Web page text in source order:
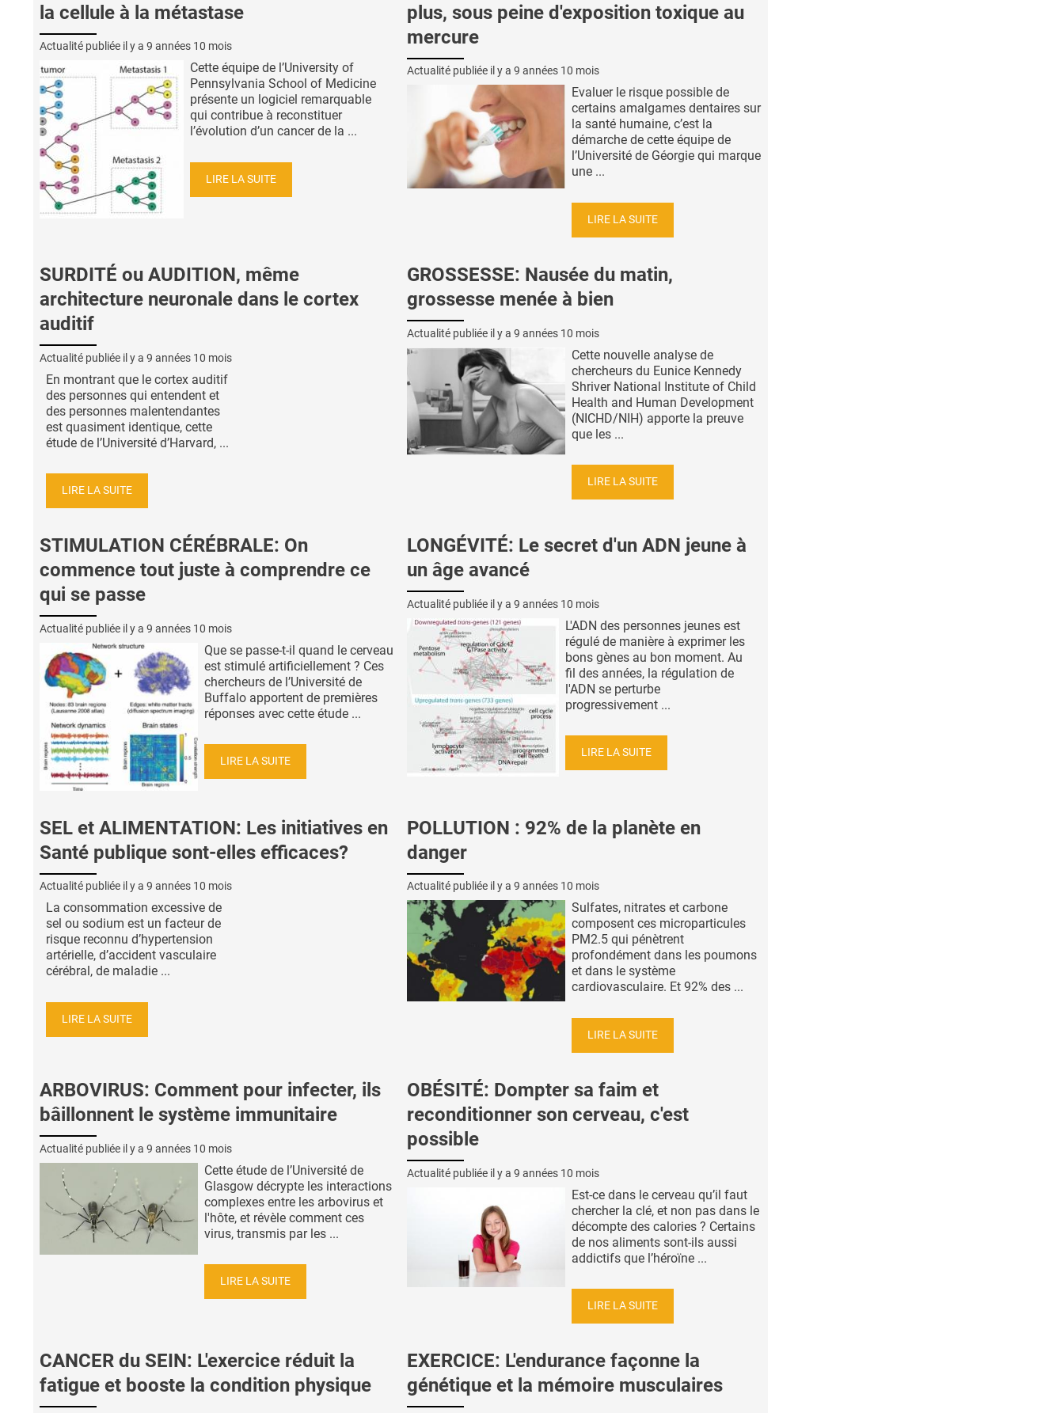
la cellule à la métastase
Actualité publiée il y a 9 années 10 mois
Cette équipe de l’University of
Pennsylvania School of Medicine
présente un logiciel remarquable
qui contribue à reconstituer
l’évolution d’un cancer de la ...
LIRE LA SUITE
plus, sous peine d'exposition toxique au
mercure
Actualité publiée il y a 9 années 10 mois
Evaluer le risque possible de
certains amalgames dentaires sur
la santé humaine, c’est la
démarche de cette équipe de
l’Université de Géorgie qui marque
une ...
LIRE LA SUITE
SURDITÉ ou AUDITION, même
architecture neuronale dans le cortex
auditif
Actualité publiée il y a 9 années 10 mois
En montrant que le cortex auditif
des personnes qui entendent et
des personnes malentendantes
est quasiment identique, cette
étude de l’Université d’Harvard, ...
LIRE LA SUITE
GROSSESSE: Nausée du matin,
grossesse menée à bien
Actualité publiée il y a 9 années 10 mois
Cette nouvelle analyse de
chercheurs du Eunice Kennedy
Shriver National Institute of Child
Health and Human Development
(NICHD/NIH) apporte la preuve
que les ...
LIRE LA SUITE
STIMULATION CÉRÉBRALE: On
commence tout juste à comprendre ce
qui se passe
Actualité publiée il y a 9 années 10 mois
Que se passe-t-il quand le cerveau
est stimulé artificiellement ? Ces
chercheurs de l’Université de
Buffalo apportent de premières
réponses avec cette étude ...
LIRE LA SUITE
LONGÉVITÉ: Le secret d'un ADN jeune à
un âge avancé
Actualité publiée il y a 9 années 10 mois
L'ADN des personnes jeunes est
régulé de manière à exprimer les
bons gènes au bon moment. Au
fil des années, la régulation de
l'ADN se perturbe
progressivement ...
LIRE LA SUITE
SEL et ALIMENTATION: Les initiatives en
Santé publique sont-elles efficaces?
Actualité publiée il y a 9 années 10 mois
La consommation excessive de
sel ou sodium est un facteur de
risque reconnu d’hypertension
artérielle, d’accident vasculaire
cérébral, de maladie ...
LIRE LA SUITE
POLLUTION : 92% de la planète en
danger
Actualité publiée il y a 9 années 10 mois
Sulfates, nitrates et carbone
composent ces microparticules
PM2.5 qui pénètrent
profondément dans les poumons
et dans le système
cardiovasculaire. Et 92% des ...
LIRE LA SUITE
ARBOVIRUS: Comment pour infecter, ils
bâillonnent le système immunitaire
Actualité publiée il y a 9 années 10 mois
Cette étude de l’Université de
Glasgow décrypte les interactions
complexes entre les arbovirus et
l'hôte, et révèle comment ces
virus, transmis par les ...
LIRE LA SUITE
OBÉSITÉ: Dompter sa faim et
reconditionner son cerveau, c'est
possible
Actualité publiée il y a 9 années 10 mois
Est-ce dans le cerveau qu’il faut
chercher la clé, et non pas dans le
décompte des calories ? Certains
de nos aliments sont-ils aussi
addictifs que l’héroïne ...
LIRE LA SUITE
CANCER du SEIN: L'exercice réduit la
fatigue et booste la condition physique
EXERCICE: L'endurance façonne la
génétique et la mémoire musculaires